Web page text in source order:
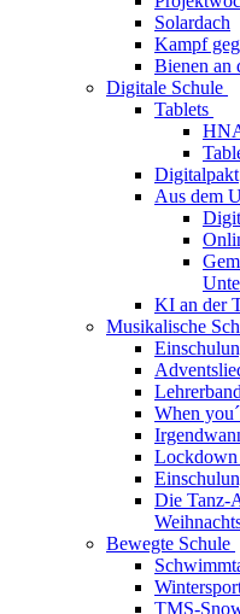
Solardach
Kampf
Bienen an
Digitale Schule
Tablets
Digitalpakt
Aus dem
KI an der
Musikalische
When
Die Tanz-
Bewegte Schule
TMS-